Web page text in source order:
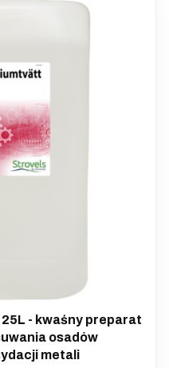
- kwaśny preparat
osadów
metali